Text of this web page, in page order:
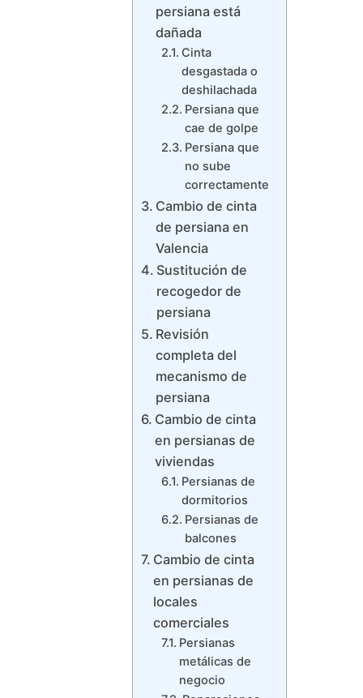
persiana está
dañada
Cinta
desgastada o
deshilachada
Persiana que
cae de golpe
Persiana que
no sube
correctamente
Cambio de cinta
de persiana en
Valencia
Sustitución de
recogedor de
persiana
Revisión
completa del
mecanismo de
persiana
Cambio de cinta
en persianas de
viviendas
Persianas de
dormitorios
Persianas de
balcones
Cambio de cinta
en persianas de
locales
comerciales
Persianas
metálicas de
negocio